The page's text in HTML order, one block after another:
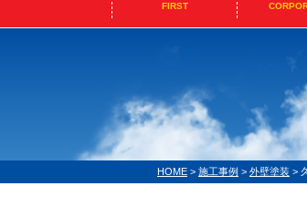
FIRST
HOME > 施工事例 > 外壁塗装 >